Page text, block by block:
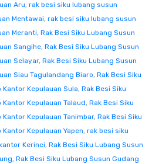
Aru, rak besi siku lubang susun
Mentawai, rak besi siku lubang susun
Meranti, Rak Besi Siku Lubang Susun
Sangihe, Rak Besi Siku Lubang Susun
Selayar, Rak Besi Siku Lubang Susun
Siau Tagulandang Biaro, Rak Besi Siku
Kepulauan Sula, Rak Besi Siku
Kepulauan Talaud, Rak Besi Siku
Kepulauan Tanimbar, Rak Besi Siku
Kepulauan Yapen, rak besi siku
Kerinci, Rak Besi Siku Lubang Susun
, Rak Besi Siku Lubang Susun Gudang